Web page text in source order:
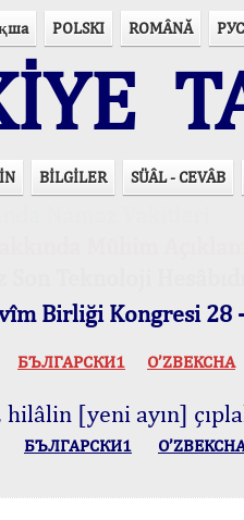
POLSKI ROMÂNĂ
BİLGİLER SÜÂL - CEVÂB
Birliği Kongresi 28
БЪЛГАРСКИ1 O’ZBEKCHA
[yeni ayın]
БЪЛГАРСКИ1